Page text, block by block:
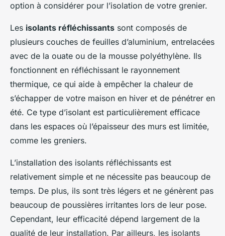
option à considérer pour l’isolation de votre grenier.
Les isolants réfléchissants sont composés de
plusieurs couches de feuilles d’aluminium, entrelacées
avec de la ouate ou de la mousse polyéthylène. Ils
fonctionnent en réfléchissant le rayonnement
thermique, ce qui aide à empêcher la chaleur de
s’échapper de votre maison en hiver et de pénétrer en
été. Ce type d’isolant est particulièrement efficace
dans les espaces où l’épaisseur des murs est limitée,
comme les greniers.
L’installation des isolants réfléchissants est
relativement simple et ne nécessite pas beaucoup de
temps. De plus, ils sont très légers et ne génèrent pas
beaucoup de poussières irritantes lors de leur pose.
Cependant, leur efficacité dépend largement de la
qualité de leur installation. Par ailleurs, les isolants